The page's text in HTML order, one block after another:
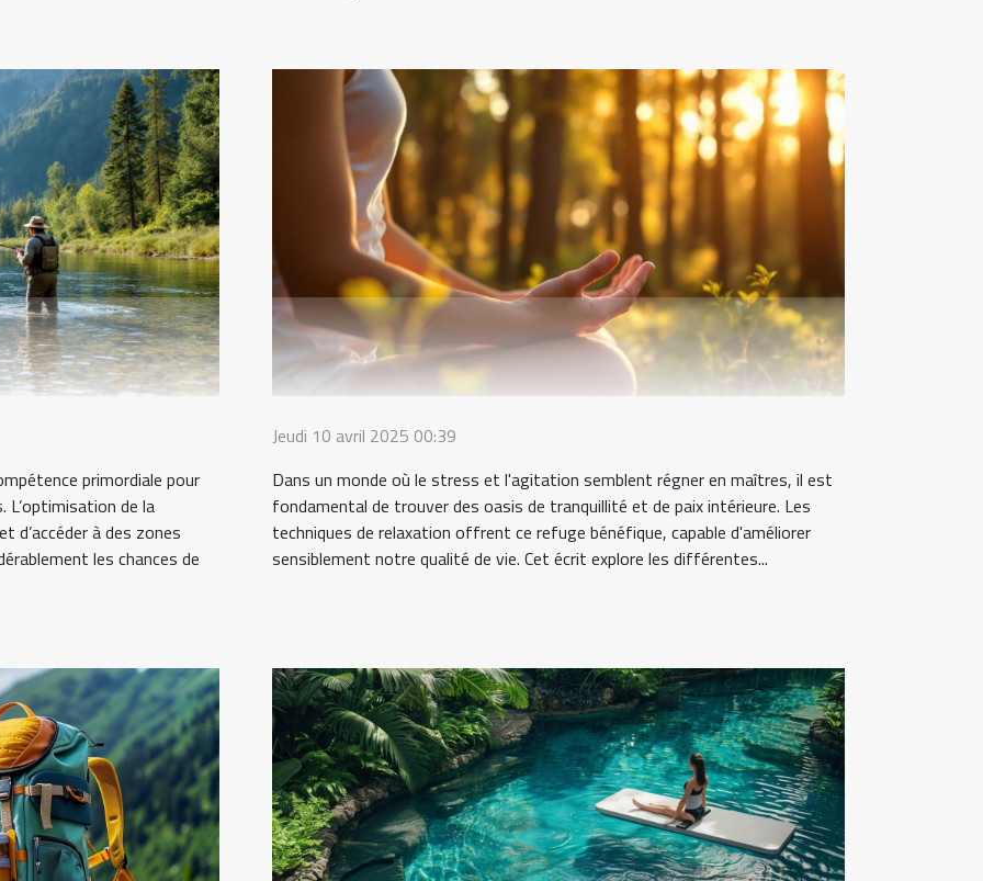
primordiale pour
de la
d’accéder à des zones
les chances de
Jeudi 10 avril 2025 00:39
Dans un monde où le stress et l'agitation semblent régner en maîtres, il est
fondamental de trouver des oasis de tranquillité et de paix intérieure. Les
techniques de relaxation offrent ce refuge bénéfique, capable d'améliorer
sensiblement notre qualité de vie. Cet écrit explore les différentes...